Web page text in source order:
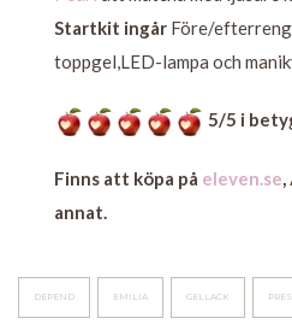
Startkit ingår Före/
toppgel,LED-lampa och
5/5 i
Finns att köpa på eleven.se,
annat.
DEPEND EMILIA GELLACK